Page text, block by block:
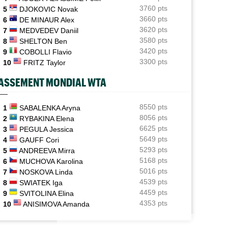
prestigieux Orange Bowl
16:12
US Open
Lorenzo Musetti passe d'une équipière russe à une
Ukrainienne
15:48
WTA - Toronto
Jelena Ostapenko visée par des messages d'insultes et
de menaces
ATP - Montréal
Duncan Chan a scalpé Zverev et rêve de défier l'Equipe
France
ATP - Montréal
Arthur Fils savoure : "J’aime revenir sur les grands
tournois"
5
DJOKOVIC Novak
3760 pts
6
DE MINAUR Alex
3660 pts
7
MEDVEDEV Daniil
3620 pts
8
SHELTON Ben
3580 pts
9
COBOLLI Flavio
3420 pts
10
FRITZ Taylor 3300 pts
MONDIAL WTA
1 SABALENKA Aryna
8550 pts
2
RYBAKINA Elena
8056 pts
3
PEGULA Jessica
6625 pts
4
GAUFF Cori
5649 pts
5
ANDREEVA Mirra
5293 pts
6
MUCHOVA Karolina
5168 pts
7
NOSKOVA Linda
5016 pts
8
SWIATEK Iga
4539 pts
9
SVITOLINA Elina
4459 pts
10
ANISIMOVA Amanda 4353 pts